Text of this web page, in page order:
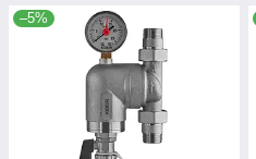
–5%